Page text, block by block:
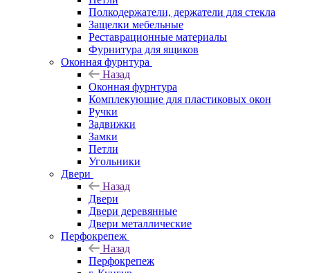
Полкодержатели, держатели для стекла
Защелки мебельные
Реставрационные материалы
Фурнитура для ящиков
Оконная фурнтура
Назад
Оконная фурнтура
Комплекующие для пластиковых окон
Ручки
Задвижки
Замки
Петли
Угольники
Двери
Назад
Двери
Двери деревянные
Двери металлические
Перфокрепеж
Назад
Перфокрепеж